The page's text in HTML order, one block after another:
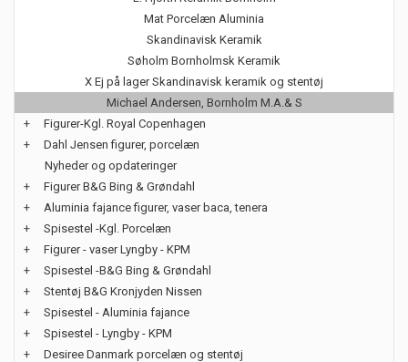
Mat Porcelæn Aluminia
Skandinavisk Keramik
Søholm Bornholmsk Keramik
X Ej på lager Skandinavisk keramik og stentøj
Michael Andersen, Bornholm M.A.& S
+
Figurer-Kgl. Royal Copenhagen
+
Dahl Jensen figurer, porcelæn
Nyheder og opdateringer
+
Figurer B&G Bing & Grøndahl
+
Aluminia fajance figurer, vaser baca, tenera
+
Spisestel -Kgl. Porcelæn
+
Figurer - vaser Lyngby - KPM
+
Spisestel -B&G Bing & Grøndahl
+
Stentøj B&G Kronjyden Nissen
+
Spisestel - Aluminia fajance
+
Spisestel - Lyngby - KPM
+
Desiree Danmark porcelæn og stentøj